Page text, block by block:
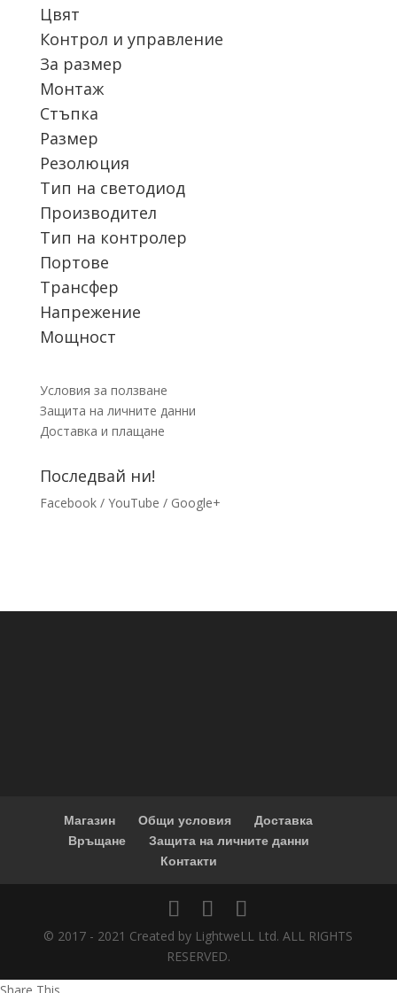
Цвят
Контрол и управление
За размер
Монтаж
Стъпка
Размер
Резолюция
Тип на светодиод
Производител
Тип на контролер
Портове
Трансфер
Напрежение
Мощност
Условия за ползване
Защита на личните данни
Доставка и плащане
Последвай ни!
Facebook/ YouTube / Google+
Магазин Общи условия
Доставка
Връщане
Защита на личните данни
Контакти
© 2017 - 2021 Created by LightweLL Ltd. ALL RIGHTS
RESERVED.